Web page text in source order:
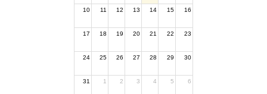
10 11 12 13 14 15 16
17 18 19 20 21 22 23
24 25 26 27 28 29 30
31 1 2 3 4 5 6